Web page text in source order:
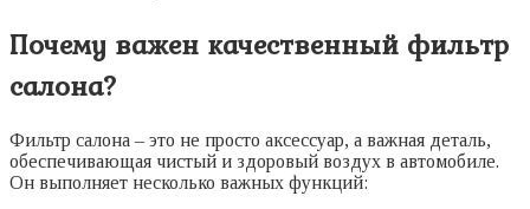
Почему важен качественный фильтр
салона?
Фильтр салона – это не просто аксессуар, а важная деталь,
обеспечивающая чистый и здоровый воздух в автомобиле.
Он выполняет несколько важных функций: